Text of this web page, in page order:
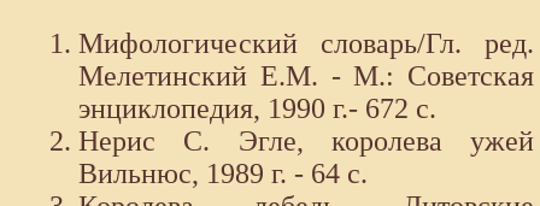
Мифологический словарь/Гл. ред.
Мелетинский Е.М. - М.: Советская
энциклопедия, 1990 г.- 672 с.
Нерис C. Эгле, королева ужей
Вильнюс, 1989 г. - 64 c.